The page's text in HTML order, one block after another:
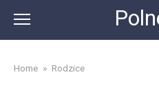
content
Home » Rodzice